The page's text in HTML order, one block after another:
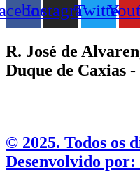
InstagramTwitter
R. José de
Duque de Caxias -
©️ 2025. Todos os
Desenvolvido